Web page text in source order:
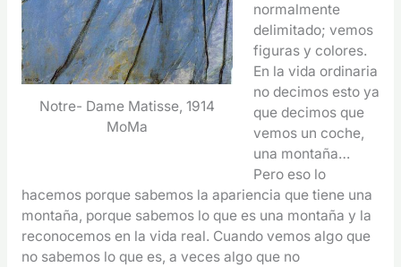
Notre- Dame Matisse, 1914
MoMa
normalmente
delimitado; vemos
figuras y colores.
En la vida ordinaria
no decimos esto ya
que decimos que
vemos un coche,
una montaña…
Pero eso lo
hacemos porque sabemos la apariencia que tiene una
montaña, porque sabemos lo que es una montaña y la
reconocemos en la vida real. Cuando vemos algo que
no sabemos lo que es, a veces algo que no